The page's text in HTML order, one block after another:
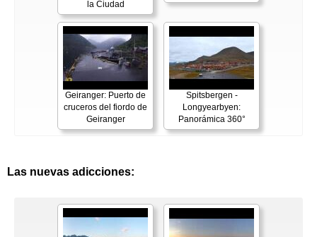
la Ciudad
Geiranger: Puerto de
cruceros del fiordo de
Geiranger
Spitsbergen -
Longyearbyen:
Panorámica 360°
Las nuevas adicciones: